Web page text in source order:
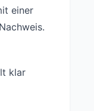
einer
klar